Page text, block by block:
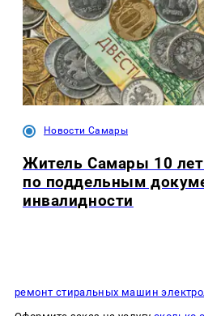
Новости Самары
Житель Самары 10
по поддельным
инвалидности
ремонт стиральных машин